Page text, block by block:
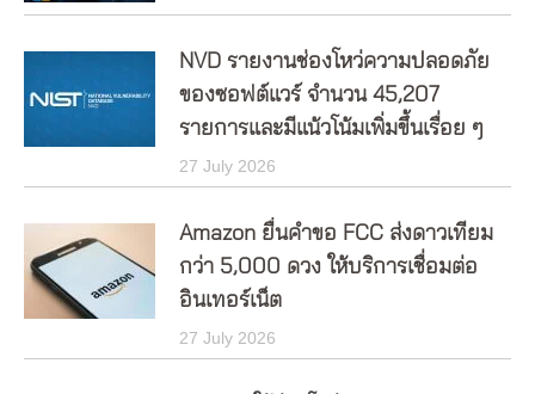
NVD รายงานช่องโหว่ความปลอดภัย
ของซอฟต์แวร์ จำนวน 45,207
รายการและมีแน้วโน้มเพิ่มขึ้นเรื่อย ๆ
27 July 2026
Amazon ยื่นคำขอ FCC ส่งดาวเทียม
กว่า 5,000 ดวง ให้บริการเชื่อมต่อ
อินเทอร์เน็ต
27 July 2026